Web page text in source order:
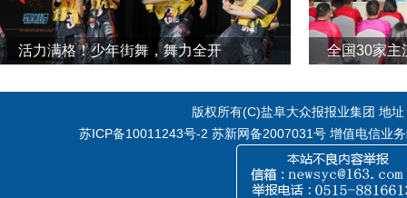
活力满格！少年街舞，舞力全开 全国30家主
版权所有(C)盐阜大众报报业集团 地
苏ICP备10011243号-2 苏新网备2007031号 增值电信业